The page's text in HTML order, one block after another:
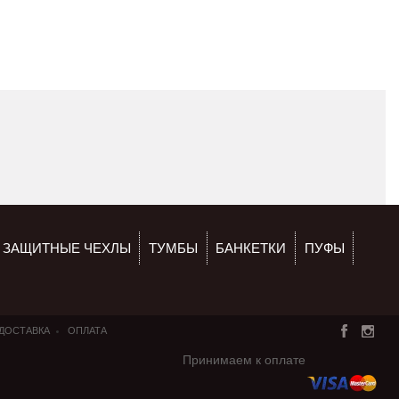
ЗАЩИТНЫЕ ЧЕХЛЫ ТУМБЫ БАНКЕТКИ ПУФЫ
ОПЛАТА
Принимаем к оплате